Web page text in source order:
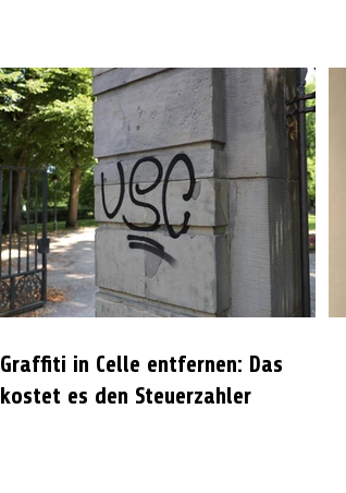
Graffiti in Celle entfernen: Das
kostet es den Steuerzahler